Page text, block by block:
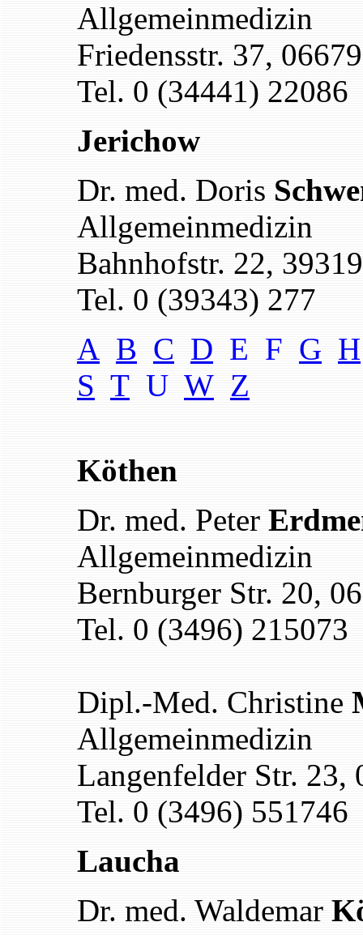
Allgemeinmedizin
Friedensstr. 37,
Tel. 0 (34441) 22086
Jerichow
Dr. med. Doris
Allgemeinmedizin
Bahnhofstr. 22,
Tel. 0 (39343) 277
A B C D E F G H
S T U W Z
Köthen
Dr. med. Peter
Allgemeinmedizin
Bernburger Str. 20,
Tel. 0 (3496) 215073
Dipl.-Med. Christine
Allgemeinmedizin
Langenfelder Str. 23,
Tel. 0 (3496) 551746
Laucha
Dr. med. Waldemar